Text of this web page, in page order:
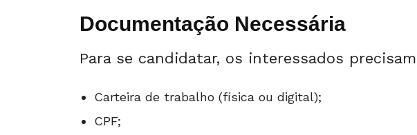
Documentação Necessária
Para se candidatar, os interessados
Carteira de trabalho (física ou digital);
CPF;